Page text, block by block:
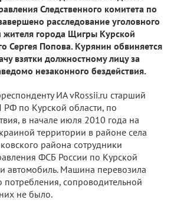
Следственного комитета по
расследование уголовного
жителя города Щигры Курской
Сергея Попова. Курянин обвиняется
взятки должностному лицу за
незаконного бездействия.
ИА vRossii.ru старший
по Курской области, по
в начале июля 2010 года на
территории в районе села
района сотрудники
ФСБ России по Курской
автомобиль. Машина перевозила
сопроводительной
не было.